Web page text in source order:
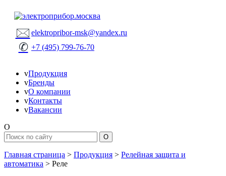
🖂 elektropribor-msk@yandex.ru
✆ +7 (495) 799-76-70
vПродукция
vБренды
vО компании
vКонтакты
vВакансии
O
Главная страница > Продукция > Релейная защита и
автоматика > Реле